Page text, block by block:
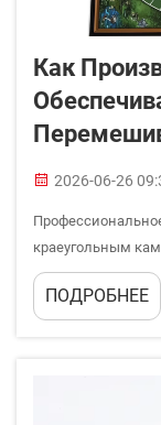
Как
2026-06-26
краеугольным
уважаемого
конкурентной
ПОДРОБНЕЕ